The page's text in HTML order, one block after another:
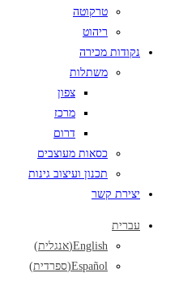
טרקוטה
ריהוט
נקודות מכירה
משתלות
צפון
מרכז
דרום
כסאות מעוצבים
תכנון ועיצוב גינות
יצירת קשר
עברית
English
(אנגלית)
Español
(ספרדית)